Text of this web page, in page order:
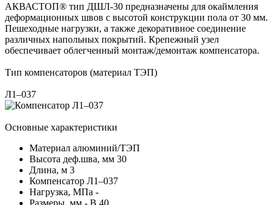
АКВАСТОП® тип ДШЛ-30 предназначены для окаймления
деформационных швов с высотой конструкции пола от 30 мм.
Пешеходные нагрузки, а также декоративное соединение
различных напольных покрытий. Крепежный узел
обеспечивает облегченный монтаж/демонтаж компенсатора.
Тип компенсаторов (материал ТЭП)
Л1–037
Основные характеристики
Материал алюминий/ТЭП
Высота деф.шва, мм 30
Длина, м 3
Компенсатор Л1–037
Нагрузка, МПа -
Размеры, мм - В 40